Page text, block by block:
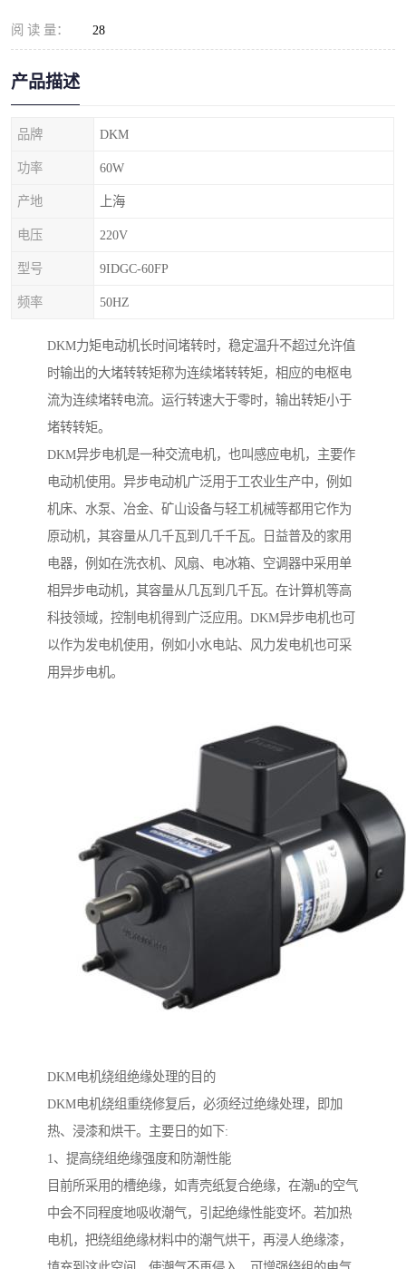
阅 读 量： 28
产品描述
品牌 DKM
功率 60W
产地 上海
电压 220V
型号 9IDGC-60FP
频率 50HZ
DKM力矩电动机长时间堵转时，稳定温升不超过允许值
时输出的大堵转转矩称为连续堵转转矩，相应的电枢电
流为连续堵转电流。运行转速大于零时，输出转矩小于
堵转转矩。
DKM异步电机是一种交流电机，也叫感应电机，主要作
电动机使用。异步电动机广泛用于工农业生产中，例如
机床、水泵、冶金、矿山设备与轻工机械等都用它作为
原动机，其容量从几千瓦到几千千瓦。日益普及的家用
电器，例如在洗衣机、风扇、电冰箱、空调器中采用单
相异步电动机，其容量从几瓦到几千瓦。在计算机等高
科技领域，控制电机得到广泛应用。DKM异步电机也可
以作为发电机使用，例如小水电站、风力发电机也可采
用异步电机。
DKM电机绕组绝缘处理的目的
DKM电机绕组重绕修复后，必须经过绝缘处理，即加
热、浸漆和烘干。主要日的如下:
1、提高绕组绝缘强度和防潮性能
目前所采用的槽绝缘，如青壳纸复合绝缘，在潮u的空气
中会不同程度地吸收潮气，引起绝缘性能变坏。若加热
电机，把绕组绝缘材料中的潮气烘干，再浸人绝缘漆，